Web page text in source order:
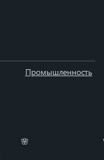
Промышленность